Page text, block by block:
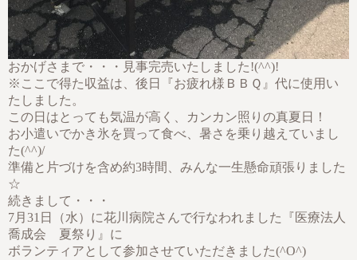
おかげさまで・・・見事完売いたしました!(^^)!
※ここで得た収益は、後日『お疲れ様ＢＢＱ』代に使用い
たしました。
この日はとっても気温が高く、カンカン照りの真夏日！
お小遣いでかき氷を買って食べ、暑さを乗り越えていまし
た(^^)/
準備と片づけを含め約3時間、みんな一生懸命頑張りました
☆
続きまして・・・
7月31日（水）に花川病院さんで行なわれました『医療法人
喬成会 夏祭り』に
ボランティアとして参加させていただきました(^O^)